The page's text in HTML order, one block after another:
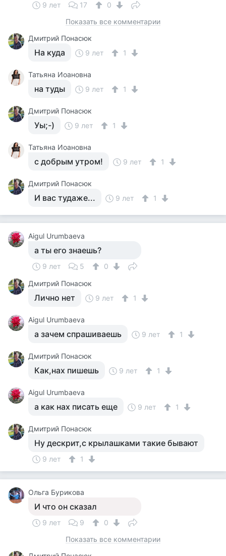
9 лет 17
0
Показать все комментарии
Дмитрий Понасюк
На куда 9 лет 1
Татьяна Иоановна
на туды 9 лет 1
Дмитрий Понасюк
Уы;-) 9 лет 1
Татьяна Иоановна
с добрым утром! 9 лет 1
Дмитрий Понасюк
И вас тудаже... 9 лет 1
Aigul Urumbaeva
а ты его знаешь?
9 лет 5
0
Дмитрий Понасюк
Лично нет 9 лет 1
Aigul Urumbaeva
а зачем спрашиваешь 9 лет 1
Дмитрий Понасюк
Как,нах пишешь 9 лет 1
Aigul Urumbaeva
а как нах писать еще 9 лет 1
Дмитрий Понасюк
Ну дескрит,с крылашками такие бывают
9 лет 1
Ольга Бурикова
И что он сказал
9 лет 9
0
Показать все комментарии